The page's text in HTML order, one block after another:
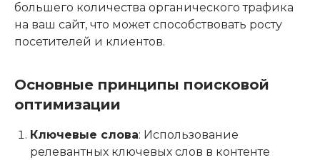
большего количества органического трафика
на ваш сайт, что может способствовать росту
посетителей и клиентов.
Основные принципы поисковой
оптимизации
Ключевые слова: Использование
релевантных ключевых слов в контенте